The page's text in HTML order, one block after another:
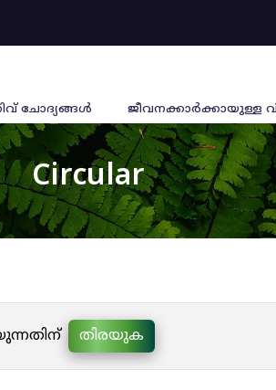
ചോദ്യങ്ങൾ ജീവനക്കാര്‍ക്കായുള്ള
Circular
തിരയുക